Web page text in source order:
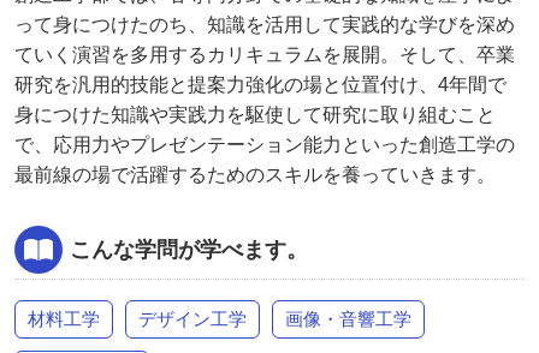
って身につけたのち、知識を活用して実践的な学びを深め
ていく演習を多用するカリキュラムを展開。そして、卒業
研究を汎用的技能と提案力強化の場と位置付け、4年間で
身につけた知識や実践力を駆使して研究に取り組むこと
で、応用力やプレゼンテーション能力といった創造工学の
最前線の場で活躍するためのスキルを養っていきます。
こんな学問が学べます。
材料工学 デザイン工学 画像・音響工学